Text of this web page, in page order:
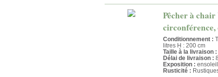
Pêcher à
circonférence,
Conditionnement :
litres H : 200 cm
Taille à la livraison :
Délai de livraison :
Exposition :
Rusticité :